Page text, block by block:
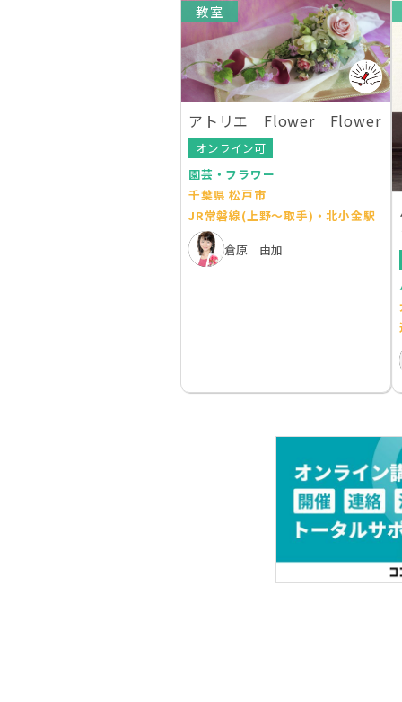
教室
アトリエ Flower Flower
オンライン可
園芸・フラワー
千葉県 松戸市
JR常磐線(上野～取手)・北小金駅
倉原 由加